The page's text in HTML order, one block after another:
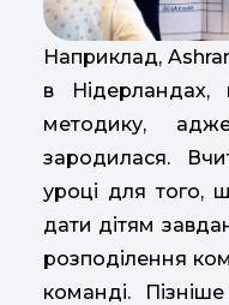
Наприклад,
в Нідерландах,
методику,
зародилася.
уроці для того,
дати дітям
розподілення
команді.